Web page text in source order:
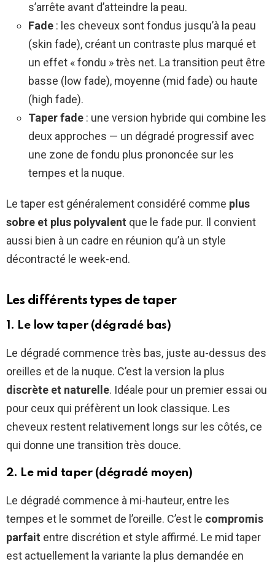
s’arrête avant d’atteindre la peau.
Fade : les cheveux sont fondus jusqu’à la peau
(skin fade), créant un contraste plus marqué et
un effet « fondu » très net. La transition peut être
basse (low fade), moyenne (mid fade) ou haute
(high fade).
Taper fade : une version hybride qui combine les
deux approches — un dégradé progressif avec
une zone de fondu plus prononcée sur les
tempes et la nuque.
Le taper est généralement considéré comme plus
sobre et plus polyvalent que le fade pur. Il convient
aussi bien à un cadre en réunion qu’à un style
décontracté le week-end.
Les différents types de taper
1. Le low taper (dégradé bas)
Le dégradé commence très bas, juste au-dessus des
oreilles et de la nuque. C’est la version la plus
discrète et naturelle. Idéale pour un premier essai ou
pour ceux qui préfèrent un look classique. Les
cheveux restent relativement longs sur les côtés, ce
qui donne une transition très douce.
2. Le mid taper (dégradé moyen)
Le dégradé commence à mi-hauteur, entre les
tempes et le sommet de l’oreille. C’est le compromis
parfait entre discrétion et style affirmé. Le mid taper
est actuellement la variante la plus demandée en